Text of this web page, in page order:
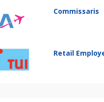
Commissaris
Retail